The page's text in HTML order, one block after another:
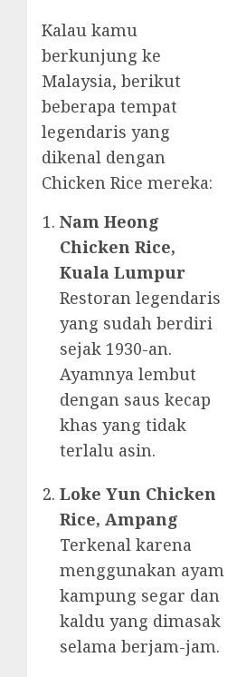
Kalau kamu
berkunjung ke
Malaysia, berikut
beberapa tempat
legendaris yang
dikenal dengan
Chicken Rice mereka:
Nam Heong
Chicken Rice,
Kuala Lumpur
Restoran legendaris
yang sudah berdiri
sejak 1930-an.
Ayamnya lembut
dengan saus kecap
khas yang tidak
terlalu asin.
Loke Yun Chicken
Rice, Ampang
Terkenal karena
menggunakan ayam
kampung segar dan
kaldu yang dimasak
selama berjam-jam.